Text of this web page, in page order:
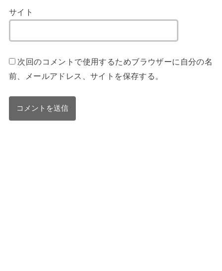
サイト
次回のコメントで使用するためブラウザーに自分の名
前、メールアドレス、サイトを保存する。